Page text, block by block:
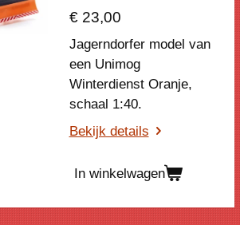
€ 23,00
Jagerndorfer model van
een Unimog
Winterdienst Oranje,
schaal 1:40.
Bekijk details
In winkelwagen